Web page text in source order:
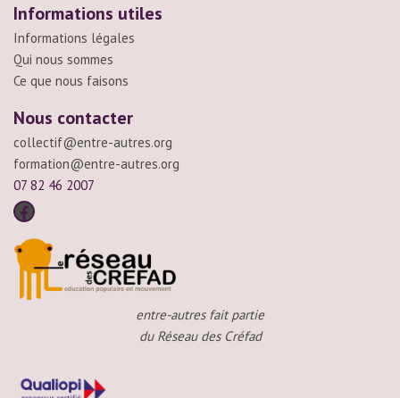
Informations utiles
Informations légales
Qui nous sommes
Ce que nous faisons
Nous contacter
collectif@entre-autres.org
formation@entre-autres.org
07 82 46 2007
entre-autres fait partie
du Réseau des Créfad